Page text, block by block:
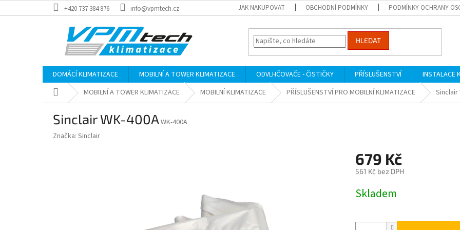
na
+420 737 384 876 info@vpmtech.cz JAK NAKUPOVAT OBCHODNÍ PODMÍNKY PODMÍNKY OCHRANY
HLEDAT
DOMÁCÍ KLIMATIZACE MOBILNÍ A TOWER KLIMATIZACE ODVLHČOVAČE - ČISTIČKY PŘÍSLUŠENSTVÍ INSTALACE
Domů MOBILNÍ A TOWER KLIMATIZACE MOBILNÍ KLIMATIZACE PŘÍSLUŠENSTVÍ PRO MOBILNÍ KLIMATIZACE Sinclair
Sinclair WK-400AWK-400A
Značka: Sinclair
679 Kč
561 Kč bez DPH
cena:
Skladem